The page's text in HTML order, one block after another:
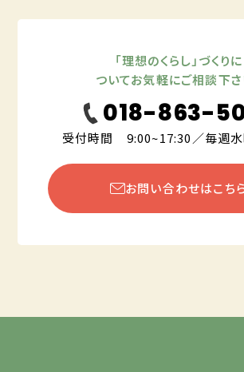
「理想のくらし」づくりに
ついてお気軽にご相談下さ
018-863-
受付時間 9:00~17:30／毎週
お問い合わせはこち